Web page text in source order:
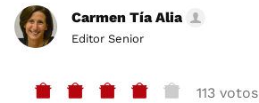
Carmen Tía Alia
Editor Senior
113 votos